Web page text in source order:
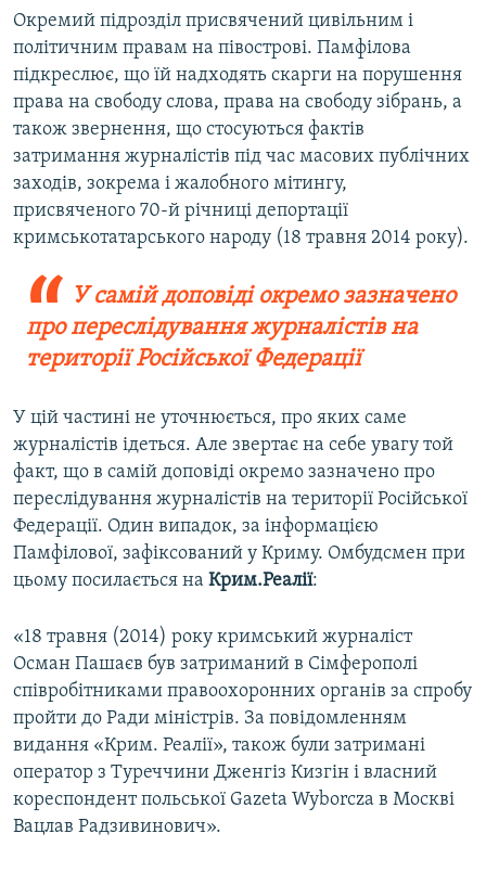
Окремий підрозділ присвячений цивільним і
політичним правам на півострові. Памфілова
підкреслює, що їй надходять скарги на порушення
права на свободу слова, права на свободу зібрань, а
також звернення, що стосуються фактів
затримання журналістів під час масових публічних
заходів, зокрема і жалобного мітингу,
присвяченого 70-й річниці депортації
кримськотатарського народу (18 травня 2014 року).
У самій доповіді окремо зазначено
про переслідування журналістів на
території Російської Федерації
У цій частині не уточнюється, про яких саме
журналістів ідеться. Але звертає на себе увагу той
факт, що в самій доповіді окремо зазначено про
переслідування журналістів на території Російської
Федерації. Один випадок, за інформацією
Памфілової, зафіксований у Криму. Омбудсмен при
цьому посилається на Крим.Реалії:
«18 травня (2014) року кримський журналіст
Осман Пашаєв був затриманий в Сімферополі
співробітниками правоохоронних органів за спробу
пройти до Ради міністрів. За повідомленням
видання «Крим. Реалії», також були затримані
оператор з Туреччини Дженгіз Кизгін і власний
кореспондент польської Gazeta Wyborcza в Москві
Вацлав Радзивинович».